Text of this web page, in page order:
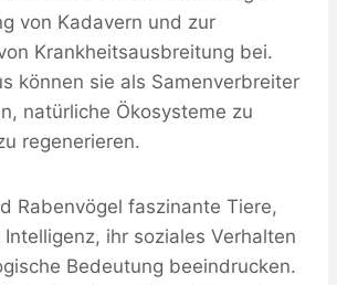
von Kadavern und zur
Krankheitsausbreitung bei.
können sie als Samenverbreiter
natürliche Ökosysteme zu
regenerieren.
Rabenvögel faszinante Tiere,
ihr soziales Verhalten
Bedeutung beeindrucken.